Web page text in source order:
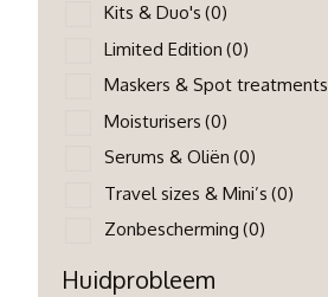
Kits & Duo's (0)
Limited Edition (0)
Maskers & Spot treatments
Moisturisers (0)
Serums & Oliën (0)
Travel sizes & Mini’s (0)
Zonbescherming (0)
Huidprobleem